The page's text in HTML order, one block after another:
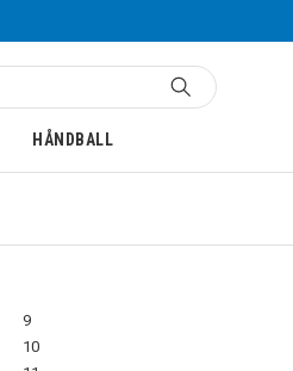
HÅNDBALL
9
10